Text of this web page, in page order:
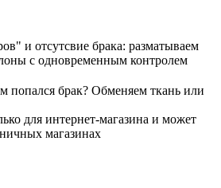
и отсутсвие брака: разматываем
с одновременным контролем
попался брак? Обменяем ткань или
для интернет-магазина и может
магазинах